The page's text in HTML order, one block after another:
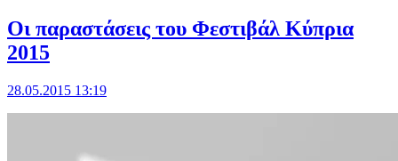
Οι παραστάσεις του Φεστιβάλ Κύπρια
2015
28.05.2015 13:19